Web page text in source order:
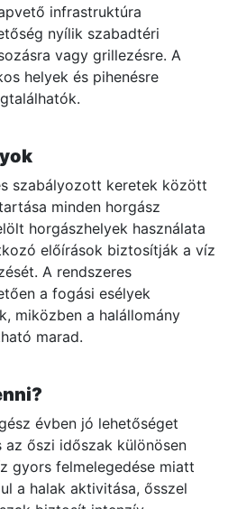
infrastruktúra
nyílik szabadtéri
vagy grillezésre. A
helyek és pihenésre
szabályozott keretek között
minden horgász
horgászhelyek használata
előírások biztosítják a víz
A rendszeres
a fogási esélyek
miközben a halállomány
marad.
évben jó lehetőséget
az őszi időszak különösen
gyors felmelegedése miatt
a halak aktivitása, ősszel